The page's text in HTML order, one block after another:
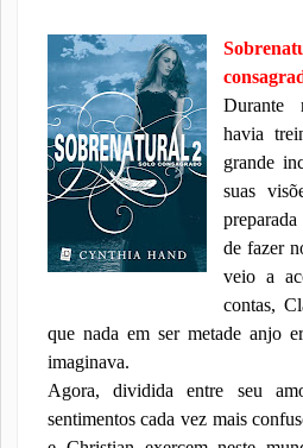
Durante
havia
grande
suas
de fazer
veio a
contas,
que nada em ser metade anjo
imaginava.
Agora, dividida entre seu
sentimentos cada vez mais